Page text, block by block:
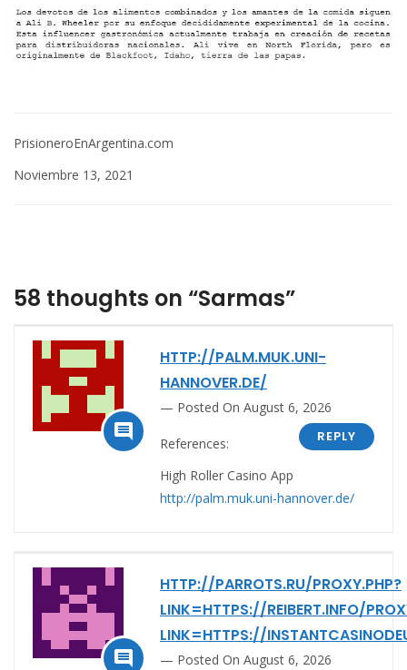
PrisioneroEnArgentina.com
Noviembre 13, 2021
58 thoughts on “Sarmas”

HTTP://PALM.MUK.UNI-
HANNOVER.DE/
Posted On August 6, 2026
REPLY
References:
High Roller Casino App
http://palm.muk.uni-hannover.de/

HTTP://PARROTS.RU/PROXY.PHP?
LINK=HTTPS://REIBERT.INFO/
LINK=HTTPS://
Posted On August 6, 2026